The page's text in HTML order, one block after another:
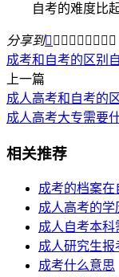
自考的难度比起
分享到        
成考和自考的区别
上一篇
成人高考和自考的
成人高考大专需要
相关推荐
成考的档案
成人高考的学
成人自考本科
成人研究生
成考什么意思